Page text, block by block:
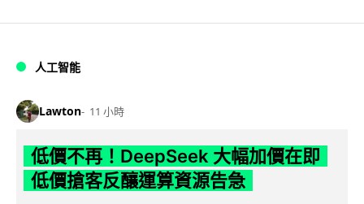
人工智能
Lawton 11 小時
低價不再！DeepSeek 大幅加價在即
低價搶客反釀運算資源告急